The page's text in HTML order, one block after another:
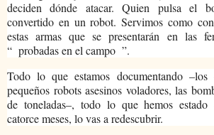
deciden dónde atacar. Quien pulsa el
convertido en un robot. Servimos como
estas armas que se presentarán en las
“ probadas en el campo ”.
Todo lo que estamos documentando –los
pequeños robots asesinos voladores, las
de toneladas–, todo lo que hemos estado
catorce meses, lo vas a redescubrir.